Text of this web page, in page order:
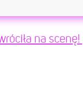
na scenę!